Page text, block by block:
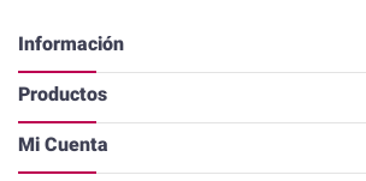
Información
Productos
Mi Cuenta